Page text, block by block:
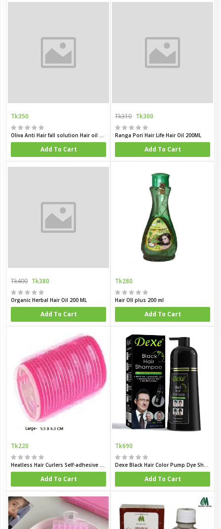
Tk350
Oliva Anti Hair fall solution Hair oil 200 ML
Add To Cart
Tk310 Tk300
Ranga Pori Hair Life Hair Oil 200ML
Add To Cart
Tk400 Tk380
Organic Herbal Hair Oil 200 ML
Add To Cart
Tk280
Hair OIl plus 200 ml
Add To Cart
Tk220
Heatless Hair Curlers Self-adhesive Heatless Hair Rollers
Add To Cart
Tk690
Dexe Black Hair Color Pump Dye Shampoo
Add To Cart